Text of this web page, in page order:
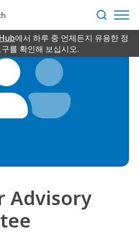
검
색
에서 하루 중 언제든지 유용한 정
를 확인해 보십시오.
Advisory